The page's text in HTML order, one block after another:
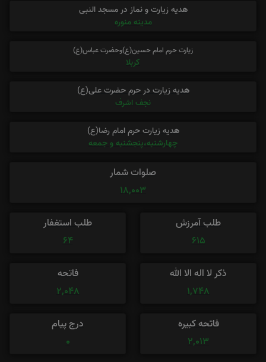
هدیه زیارت و نماز در مسجد النبی
مدینه منوره
زیارت حرم امام حسین(ع)وحضرت عباس(ع)
کربلا
هدیه زیارت در حرم حضرت علی(ع)
نجف اشرف
هدیه زیارت حرم امام رضا(ع)
چهارشنبه،پنجشنبه و جمعه
صلوات شمار
18,003
طلب آمرزش
615
طلب استغفار
64
ذکر لا اله الا الله
1,748
فاتحه
2,048
فاتحه کبیره
2,013
درج پیام
0